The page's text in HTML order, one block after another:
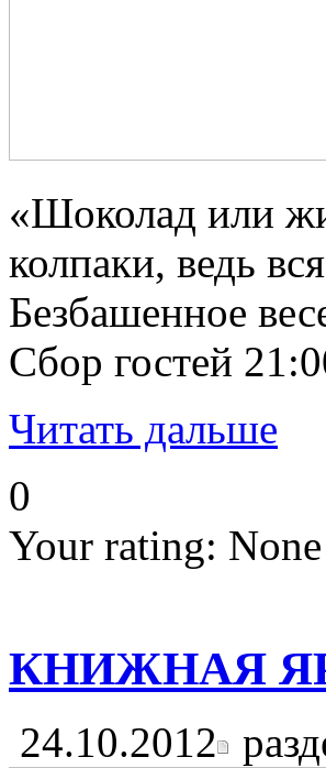
«Шоколад или
колпаки, ведь
Безбашенное
Сбор гостей
Читать дальше
0
Your rating: None
КНИЖНАЯ
24.10.2012